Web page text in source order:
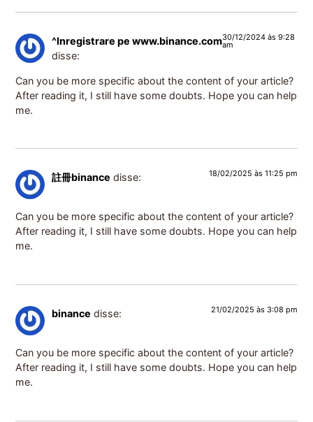
^Inregistrare pe www.binance.com
disse:
30/12/2024 às 9:28
am
Can you be more specific about the content of your article?
After reading it, I still have some doubts. Hope you can help
me.
註冊binance disse: 18/02/2025 às 11:25 pm
Can you be more specific about the content of your article?
After reading it, I still have some doubts. Hope you can help
me.
binance disse: 21/02/2025 às 3:08 pm
Can you be more specific about the content of your article?
After reading it, I still have some doubts. Hope you can help
me.